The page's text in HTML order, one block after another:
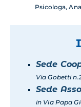
Psicologa,
Sede
Via Gobetti
Sede
in Via Papa